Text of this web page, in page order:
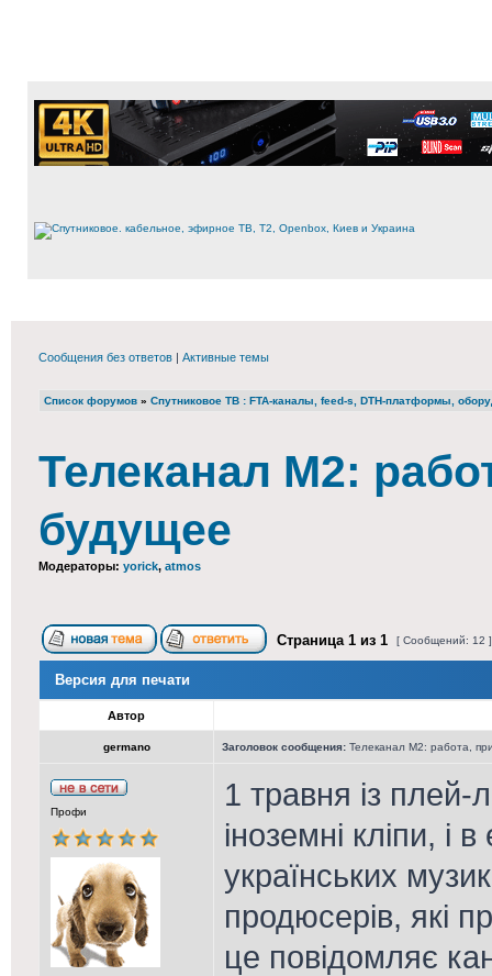
Сообщения без ответов | Активные темы
Список форумов » Cпутниковое ТВ : FTA-каналы, feed-s, DTH-платформы,
Телеканал М2:
будущее
Модераторы: yorick, atmos
Страница 1 из 1 [ Сообщений: 12
Версия для печати
Автор
germano Заголовок сообщения: Телеканал М2: работа,
Профи
1 травня із плей-
іноземні кліпи, і
українських
продюсерів, які
це повідомляє